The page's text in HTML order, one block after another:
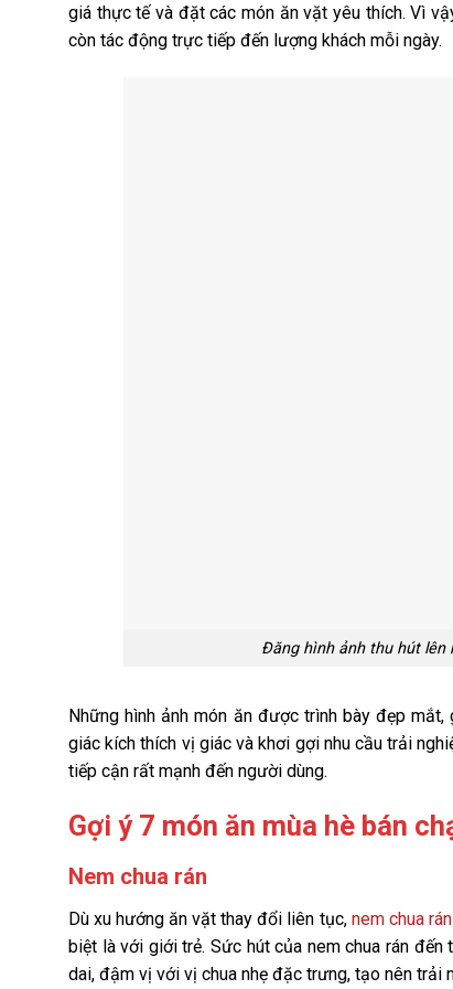
giá thực tế và đặt các món ăn vặt yêu thích. Vì
còn tác động trực tiếp đến lượng khách mỗi ngày.
Đăng hình ảnh thu hút lên
Những hình ảnh món ăn được trình bày đẹp
giác kích thích vị giác và khơi gợi nhu cầu trải
tiếp cận rất mạnh đến người dùng.
Gợi ý 7 món ăn mùa hè bán
Nem chua rán
Dù xu hướng ăn vặt thay đổi liên tục, nem chua rán
biệt là với giới trẻ. Sức hút của nem chua rán
dai, đậm vị với vị chua nhẹ đặc trưng, tạo nên trải